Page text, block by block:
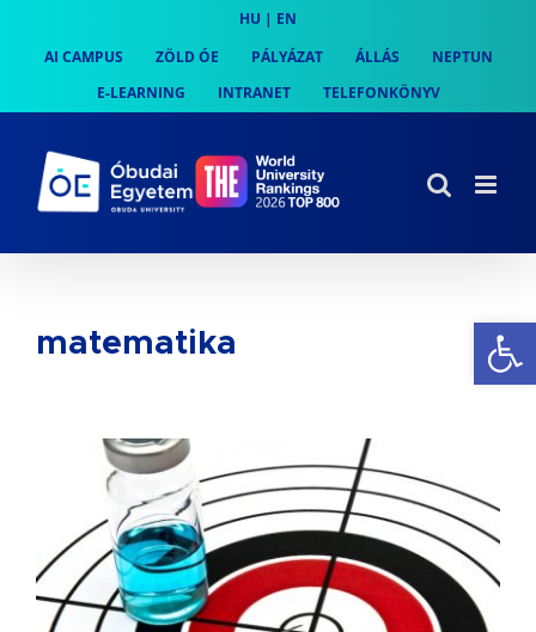
content
HU | EN
AI CAMPUS
ZÖLD ÓE PÁLYÁZAT ÁLLÁS
NEPTUN
E-LEARNING
INTRANET TELEFONKÖNYV
matematika